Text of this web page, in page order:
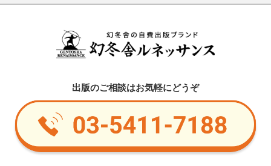
出版のご相談はお気軽にどうぞ